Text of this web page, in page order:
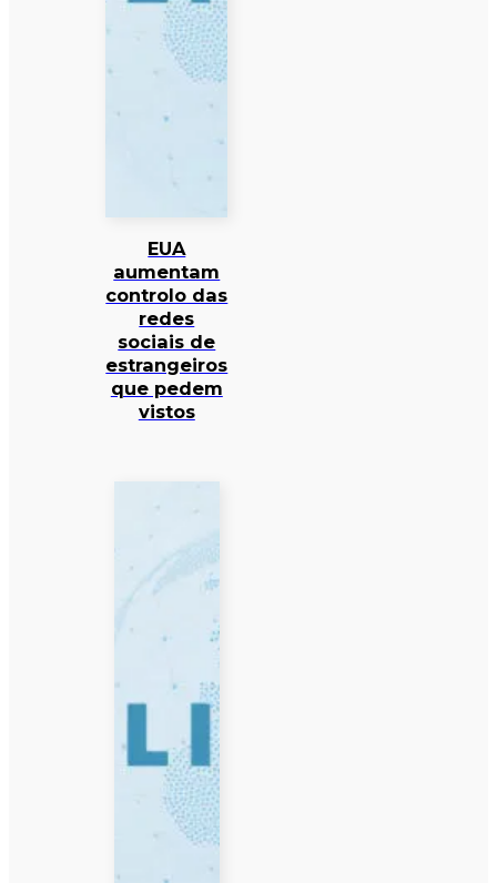
EUA
aumentam
controlo das
redes
sociais de
estrangeiros
que pedem
vistos